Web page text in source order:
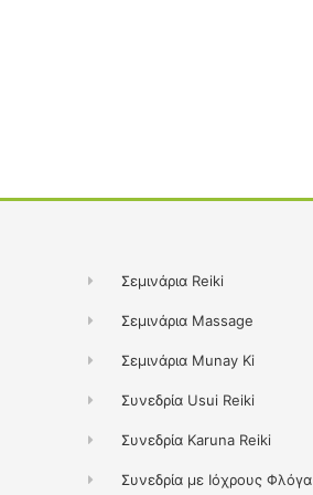
Σεμινάρια Reiki
Σεμινάρια Massage
Σεμινάρια Munay Ki
Συνεδρία Usui Reiki
Συνεδρία Karuna Reiki
Συνεδρία με Ιόχρους Φλόγα